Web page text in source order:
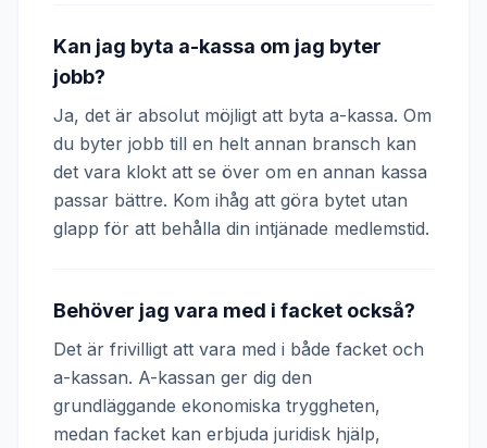
Kan jag byta a-kassa om jag byter
jobb?
Ja, det är absolut möjligt att byta a-kassa. Om
du byter jobb till en helt annan bransch kan
det vara klokt att se över om en annan kassa
passar bättre. Kom ihåg att göra bytet utan
glapp för att behålla din intjänade medlemstid.
Behöver jag vara med i facket också?
Det är frivilligt att vara med i både facket och
a-kassan. A-kassan ger dig den
grundläggande ekonomiska tryggheten,
medan facket kan erbjuda juridisk hjälp,